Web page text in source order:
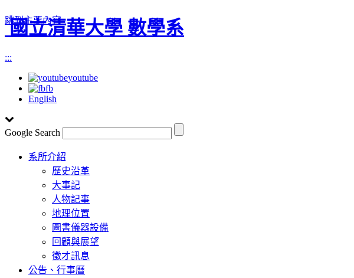
跳到主要內容
國立清華大學 數學系
:::
youtube
fb
English
Google Search
Toggle
navigation
系所介紹
歷史沿革
大事記
人物記事
地理位置
圖書儀器設備
回顧與展望
徵才訊息
公告、行事曆